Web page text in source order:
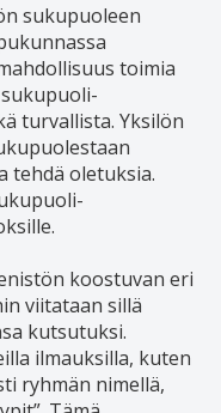
sukupuoleen
toimia
turvallista. Yksilön
tehdä oletuksia.
koostuvan eri
viitataan sillä
kutsutuksi.
ilmauksilla, kuten
ryhmän nimellä,